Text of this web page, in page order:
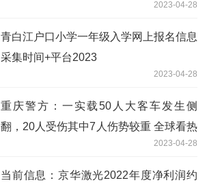
2023-04-28
青白江户口小学一年级入学网上报名信息
采集时间+平台2023
2023-04-28
重庆警方：一实载50人大客车发生侧
翻，20人受伤其中7人伤势较重 全球看热
2023-04-28
当前信息：京华激光2022年度净利润约